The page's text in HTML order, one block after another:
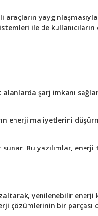
ile de
şarj imkanı
enerji maliyetlerini
Bu yazılımlar,
yenilenebilir enerji
çözümlerinin bir parçası